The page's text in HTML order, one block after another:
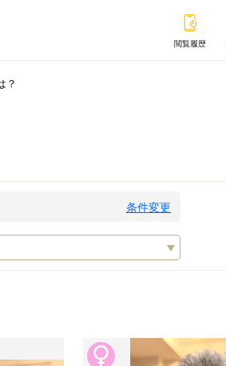
閲覧履歴
？
条件変更